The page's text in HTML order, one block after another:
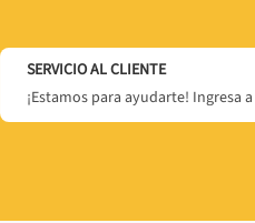
SERVICIO AL CLIENTE
¡Estamos para ayudarte! Ingresa a